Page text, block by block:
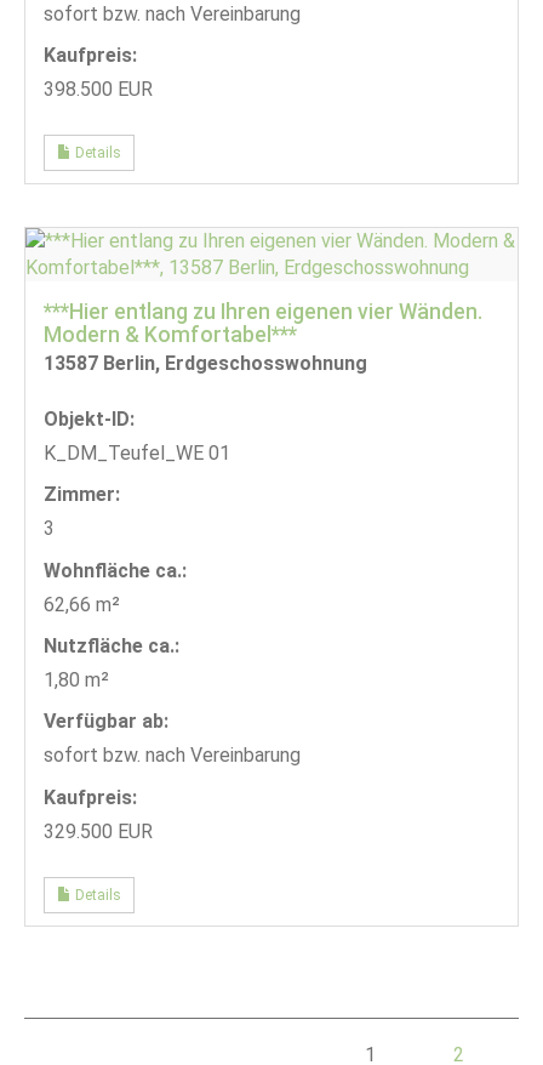
sofort bzw. nach Vereinbarung
Kaufpreis:
398.500 EUR
Details
***Hier entlang zu Ihren eigenen vier Wänden.
Modern & Komfortabel***
13587 Berlin, Erdgeschosswohnung
Objekt-ID:
K_DM_Teufel_WE 01
Zimmer:
3
Wohnfläche ca.:
62,66 m²
Nutzfläche ca.:
1,80 m²
Verfügbar ab:
sofort bzw. nach Vereinbarung
Kaufpreis:
329.500 EUR
Details
1 2